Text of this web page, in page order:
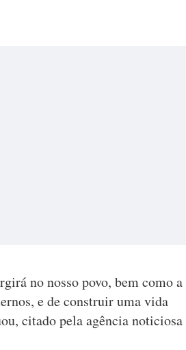
no nosso povo, bem como a
e de construir uma vida
citado pela agência noticiosa